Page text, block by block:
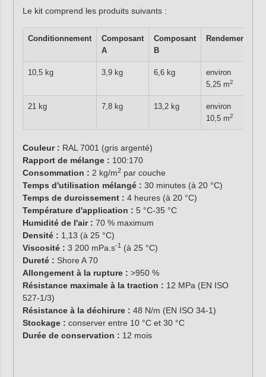
Le kit comprend les produits suivants :
Conditionnement
Composant
A
Composant
B
Rendement
10,5 kg 3,9 kg 6,6 kg
environ
5,25 m2
21 kg 7,8 kg 13,2 kg
environ
10,5 m2
Couleur : RAL 7001 (gris argenté)
Rapport de mélange : 100:170
Consommation : 2 kg/m2par couche
Temps d'utilisation mélangé : 30 minutes (à 20 °C)
Temps de durcissement : 4 heures (à 20 °C)
Température d'application : 5 °C-35 °C
Humidité de l'air : 70 % maximum
Densité : 1,13 (à 25 °C)
Viscosité : 3 200 mPa.s-1(à 25 °C)
Dureté : Shore A 70
Allongement à la rupture : >950 %
Résistance maximale à la traction : 12 MPa (EN ISO
527-1/3)
Résistance à la déchirure : 48 N/m (EN ISO 34-1)
Stockage : conserver entre 10 °C et 30 °C
Durée de conservation : 12 mois